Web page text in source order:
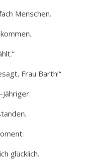
Menschen.
Frau Barth!“
glücklich.